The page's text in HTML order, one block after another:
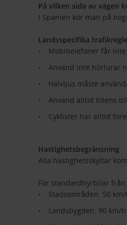
På vilken sida av vägen
I Spanien kör man på
Landsspecifika
Mobiltelefoner får
Använd inte hörlurar
Halvljus måste
Använd alltid bilens
Cyklister har alltid
Hastighetsbegränsning
Alla hastighetsskyltar
För standardhyrbilar från
Stadsområden: 50 km/
Landsbygden: 90 km/h